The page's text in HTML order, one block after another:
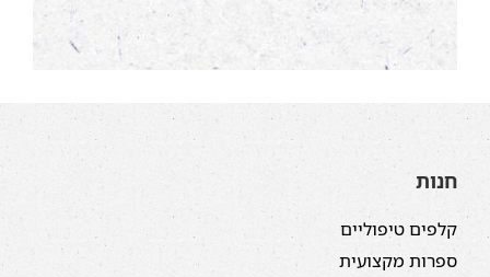
חנות
קלפים טיפוליים
ספרות מקצועית